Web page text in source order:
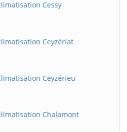
Cessy
Ceyzériat
Ceyzérieu
Chalamont